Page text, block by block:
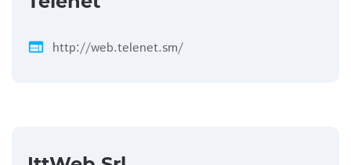
web http://web.telenet.sm/